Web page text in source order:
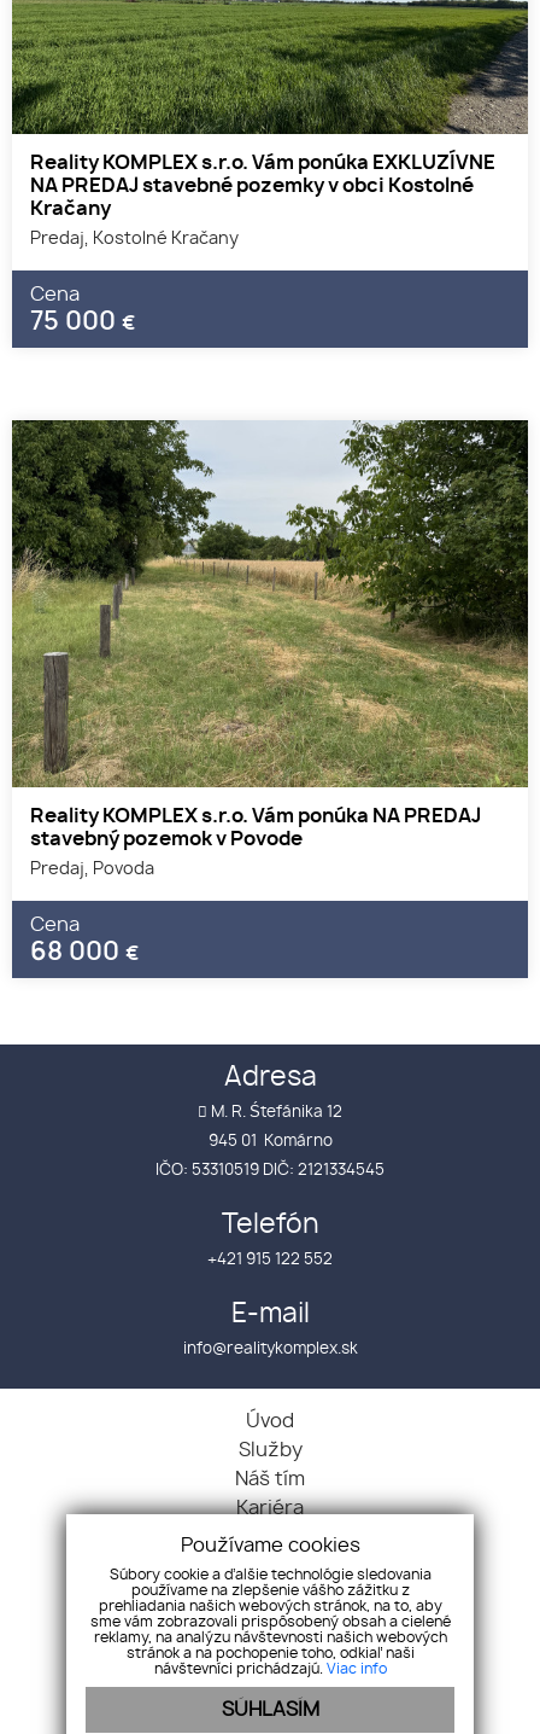
Reality KOMPLEX s.r.o. Vám ponúka EXKLUZÍVNE
NA PREDAJ stavebné pozemky v obci Kostolné
Kračany
Predaj, Kostolné Kračany
Cena
75 000 €
Reality KOMPLEX s.r.o. Vám ponúka NA PREDAJ
stavebný pozemok v Povode
Predaj, Povoda
Cena
68 000 €
Adresa
M. R. Śtefánika 12
945 01 Komárno
IČO: 53310519 DIČ: 2121334545
Telefón
+421 915 122 552
E-mail
info@realitykomplex.sk
Úvod
Služby
Náš tím
Kariéra
Kontakt
GDPR
Chcem predať
Chcem kúpiť
Byty
Pozemky
Používame cookies
Súbory cookie a ďalšie technológie sledovania
používame na zlepšenie vášho zážitku z
prehliadania našich webových stránok, na to, aby
sme vám zobrazovali prispôsobený obsah a cielené
reklamy, na analýzu návštevnosti našich webových
stránok a na pochopenie toho, odkiaľ naši
návštevníci prichádzajú. Viac info
SÚHLASÍM